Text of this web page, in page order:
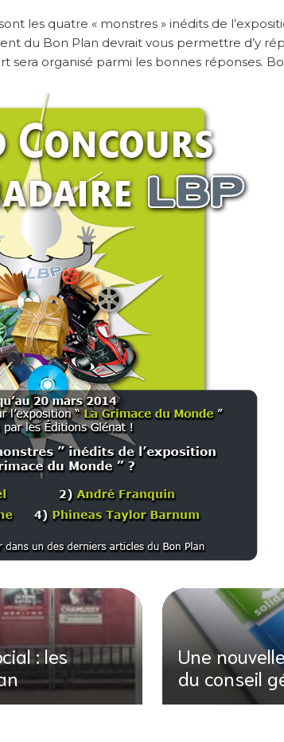
les quatre « monstres » inédits de
du Bon Plan devrait vous permettre d’y
sera organisé parmi les bonnes réponses.
: les
Une
du conseil